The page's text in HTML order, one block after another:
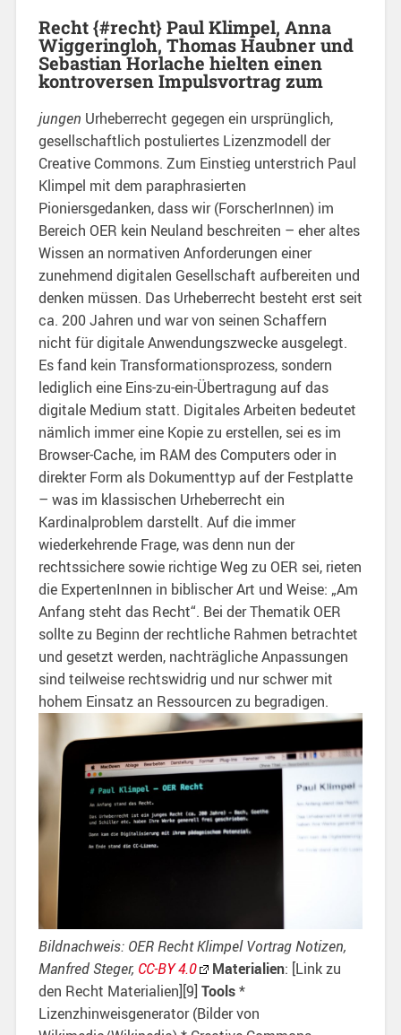
Recht {#recht} Paul Klimpel, Anna
Wiggeringloh, Thomas Haubner und
Sebastian Horlache hielten einen
kontroversen Impulsvortrag zum
jungen Urheberrecht gegegen ein ursprünglich,
gesellschaftlich postuliertes Lizenzmodell der
Creative Commons. Zum Einstieg unterstrich Paul
Klimpel mit dem paraphrasierten
Pioniersgedanken, dass wir (ForscherInnen) im
Bereich OER kein Neuland beschreiten – eher altes
Wissen an normativen Anforderungen einer
zunehmend digitalen Gesellschaft aufbereiten und
denken müssen. Das Urheberrecht besteht erst seit
ca. 200 Jahren und war von seinen Schaffern
nicht für digitale Anwendungszwecke ausgelegt.
Es fand kein Transformationsprozess, sondern
lediglich eine Eins-zu-ein-Übertragung auf das
digitale Medium statt. Digitales Arbeiten bedeutet
nämlich immer eine Kopie zu erstellen, sei es im
Browser-Cache, im RAM des Computers oder in
direkter Form als Dokumenttyp auf der Festplatte
– was im klassischen Urheberrecht ein
Kardinalproblem darstellt. Auf die immer
wiederkehrende Frage, was denn nun der
rechtssichere sowie richtige Weg zu OER sei, rieten
die ExpertenInnen in biblischer Art und Weise: „Am
Anfang steht das Recht“. Bei der Thematik OER
sollte zu Beginn der rechtliche Rahmen betrachtet
und gesetzt werden, nachträgliche Anpassungen
sind teilweise rechtswidrig und nur schwer mit
hohem Einsatz an Ressourcen zu begradigen.
Bildnachweis: OER Recht Klimpel Vortrag Notizen,
Manfred Steger, CC-BY 4.0 Materialien: [Link zu
den Recht Materialien][9] Tools*
Lizenzhinweisgenerator (Bilder von